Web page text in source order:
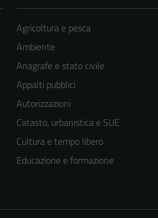
Agricoltura e pesca
Ambiente
Anagrafe e stato civile
Appalti pubblici
Autorizzazioni
Catasto, urbanistica e SUE
Cultura e tempo libero
Educazione e formazione